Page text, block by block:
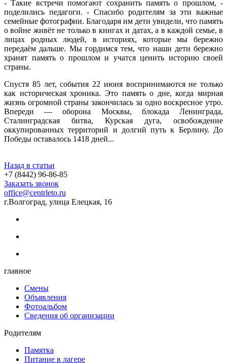
- Такие встречи помогают сохранить память о прошлом, -
поделились педагоги. - Спасибо родителям за эти важные
семейные фотографии. Благодаря им дети увидели, что память
о войне живёт не только в книгах и датах, а в каждой семье, в
лицах родных людей, в историях, которые мы бережно
передаём дальше. Мы гордимся тем, что наши дети бережно
хранят память о прошлом и учатся ценить историю своей
страны.
Спустя 85 лет, события 22 июня воспринимаются не только
как историческая хроника. Это память о дне, когда мирная
жизнь огромной страны закончилась за одно воскресное утро.
Впереди — оборона Москвы, блокада Ленинграда,
Сталинградская битва, Курская дуга, освобождение
оккупированных территорий и долгий путь к Берлину. До
Победы оставалось 1418 дней...
Назад в статьи
+7 (8442) 96-86-85
Заказать звонок
office@centrleto.ru
г.Волгоград, улица Елецкая, 16
главное
Смены
Объявления
Фотоальбом
Сведения об организации
Родителям
Памятка
Питание в лагере